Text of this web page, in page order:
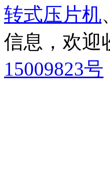
转式压片机、
信息，欢迎
15009823号